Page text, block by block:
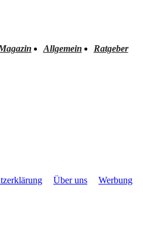
Allgemein Ratgeber
Über uns Werbung